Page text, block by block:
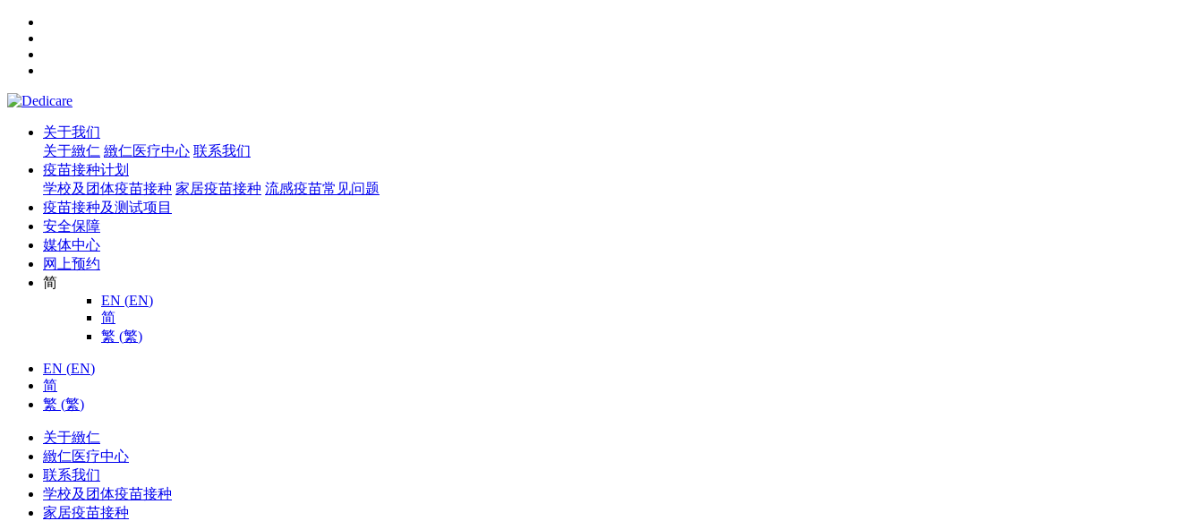
关于我们
关于緻仁 緻仁医疗中心 联系我们
疫苗接种计划
学校及团体疫苗接种 家居疫苗接种 流感疫苗常见问题
疫苗接种及测试项目
安全保障
媒体中心
网上预约
简
EN (EN)
简
繁 (繁)
EN (EN)
简
繁 (繁)
关于緻仁
緻仁医疗中心
联系我们
学校及团体疫苗接种
家居疫苗接种